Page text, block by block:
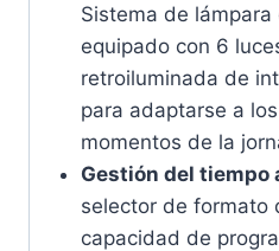
Sistema de
equipado con 6
retroiluminada de
para adaptarse a
momentos de la
Gestión del tiempo
selector de formato
capacidad de